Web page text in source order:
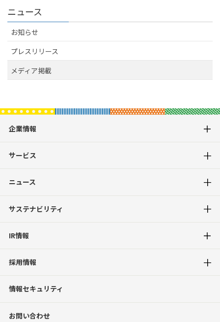
ニュース
お知らせ
プレスリリース
メディア掲載
企業情報
サービス
ニュース
サステナビリティ
IR情報
採用情報
情報セキュリティ
お問い合わせ